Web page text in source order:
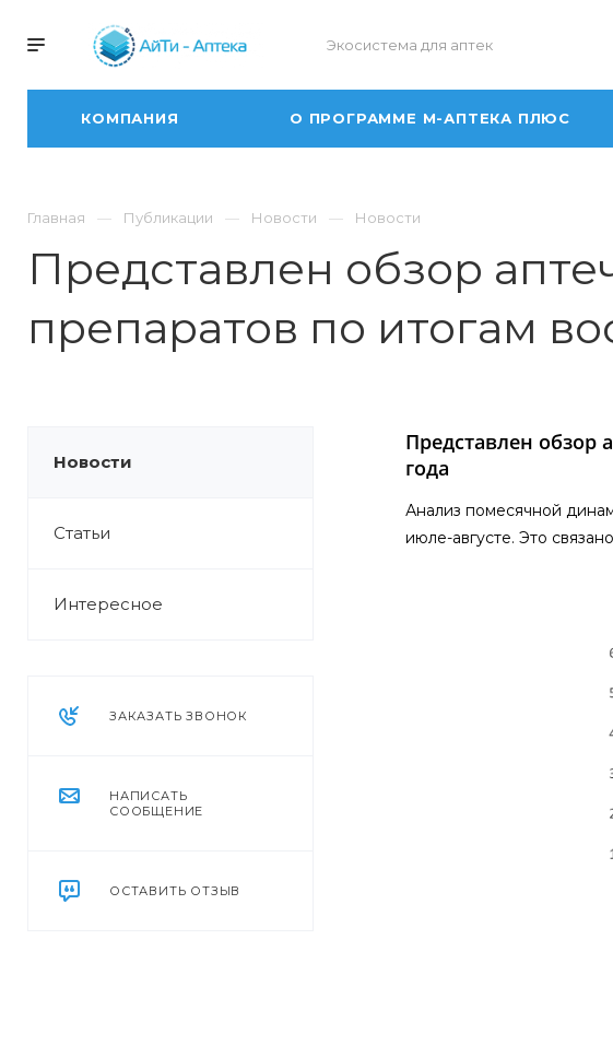
Экосистема для аптек
КОМПАНИЯ О ПРОГРАММЕ М-АПТЕКА ПЛЮС
Главная Публикации Новости Новости
Представлен обзор
препаратов по итогам
Новости
Статьи
Интересное
ЗАКАЗАТЬ ЗВОНОК
НАПИСАТЬ
СООБЩЕНИЕ
ОСТАВИТЬ ОТЗЫВ
Представлен обзор
года
Анализ помесячной
июле-августе. Это